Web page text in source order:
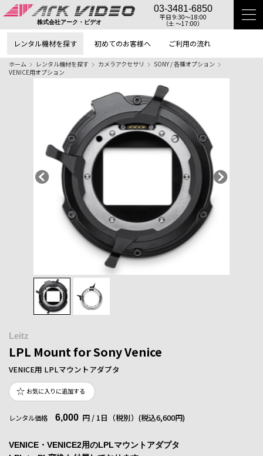
株式会社アーク・ビデオ
03-3481-6850
平日 9:30〜18:00
（土 〜17:00）
レンタル機材を探す 初めてのお客様へ ご利用の流れ
ホーム レンタル機材を探す カメラアクセサリ
SONY / 各種オプション
VENICE用オプション
Leitz
LPL Mount for Sony Venice
VENICE用 LPLマウントアダプタ
お気に入りに追加する
レンタル価格 6,000 円 / 1日（税別） (税込6,600円)
VENICE・VENICE2用のLPLマウントアダプタ